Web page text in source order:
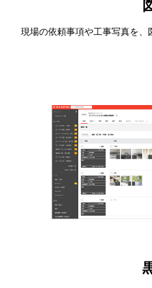
現場の依頼事項や工事写真を、